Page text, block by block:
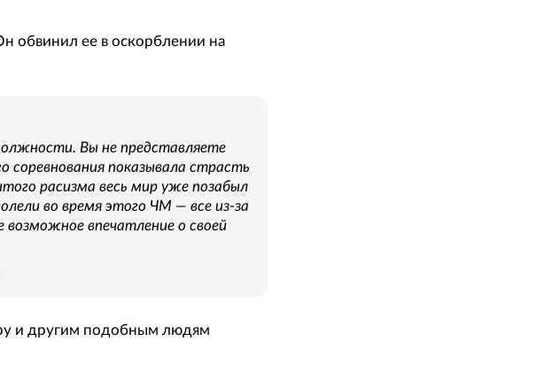
обвинил ее в оскорблении на
Вы не представляете
соревнования показывала страсть
расизма весь мир уже позабыл
во время этого ЧМ — все из-за
впечатление о своей
и другим подобным людям